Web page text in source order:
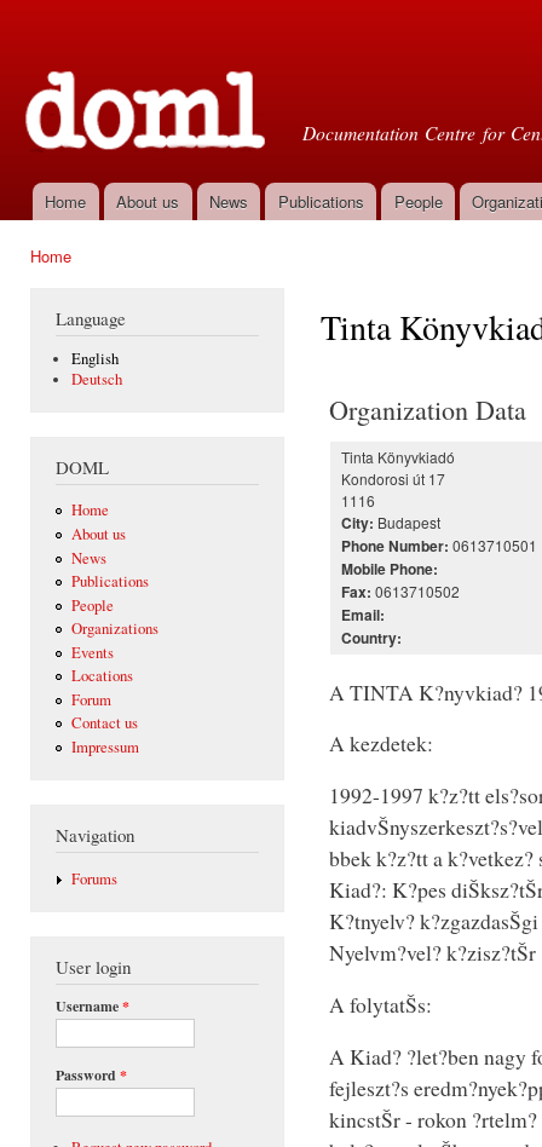
Documentation Centre for
Main menu
Home About us News Publications People
Home
Language
English
Deutsch
DOML
Home
About us
News
Publications
People
Organizations
Events
Locations
Forum
Contact us
Impressum
Navigation
Forums
User login
Username*
Password *
Tinta
Organization Data
Tinta Könyvkiadó
Kondorosi út 17
1116
City: Budapest
Phone Number: 0613710501
Mobile Phone:
Fax: 0613710502
Email:
Country:
A TINTA K?nyvkiad?
A kezdetek:
1992-1997 k?z?tt
bbek k?z?tt a
Kiad?: K?pes
K?tnyelv?
Nyelvm?vel? k?zisz?tŠr
A folytatŠs:
A Kiad? ?let?ben nagy
fejleszt?s
kincstŠr - rokon ?rtelm?